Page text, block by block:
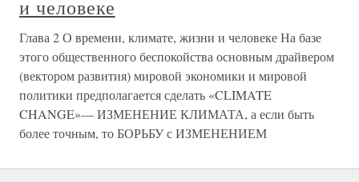
и человеке
Глава 2 О времени, климате, жизни и человеке На базе
этого общественного беспокойства основным драйвером
(вектором развития) мировой экономики и мировой
политики предполагается сделать «CLIMATE
CHANGE»— ИЗМЕНЕНИЕ КЛИМАТА, а если быть
более точным, то БОРЬБУ с ИЗМЕНЕНИЕМ